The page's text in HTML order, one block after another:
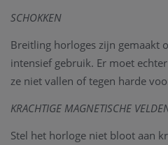
SCHOKKEN
Breitling horloges zijn gemaakt
intensief gebruik. Er moet
ze niet vallen of tegen harde
KRACHTIGE MAGNETISCHE
Stel het horloge niet bloot aan